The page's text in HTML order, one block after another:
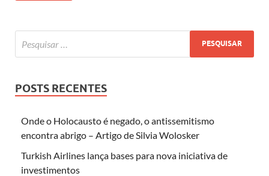
POSTS RECENTES
Onde o Holocausto é negado, o antissemitismo
encontra abrigo – Artigo de Silvia Wolosker
Turkish Airlines lança bases para nova iniciativa de
investimentos